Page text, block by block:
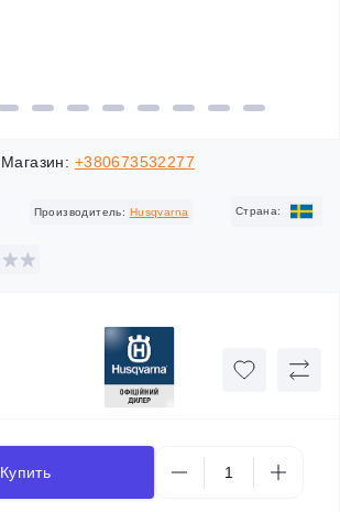
Магазин: +380673532277
Производитель: Husqvarna Cтрана:
Купить